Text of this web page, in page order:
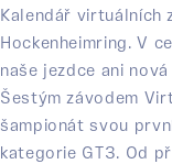
Kalendář virtuálních
Hockenheimring. V
naše jezdce ani
Šestým závodem
šampionát svou
kategorie GT3. Od